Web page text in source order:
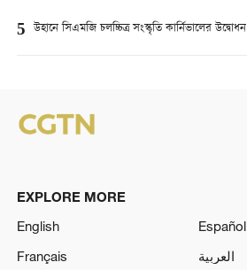
5 উহানে সিএমজি চলচ্চিত্র সংস্কৃতি কার্নিভালের উদ্বোধন
EXPLORE MORE
English
Español
Français
العربية